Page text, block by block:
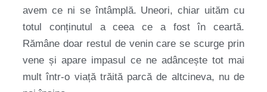
avem ce ni se întâmplă. Uneori, chiar uităm cu
totul conținutul a ceea ce a fost în ceartă.
Rămâne doar restul de venin care se scurge prin
vene și apare impasul ce ne adâncește tot mai
mult într-o viață trăită parcă de altcineva, nu de